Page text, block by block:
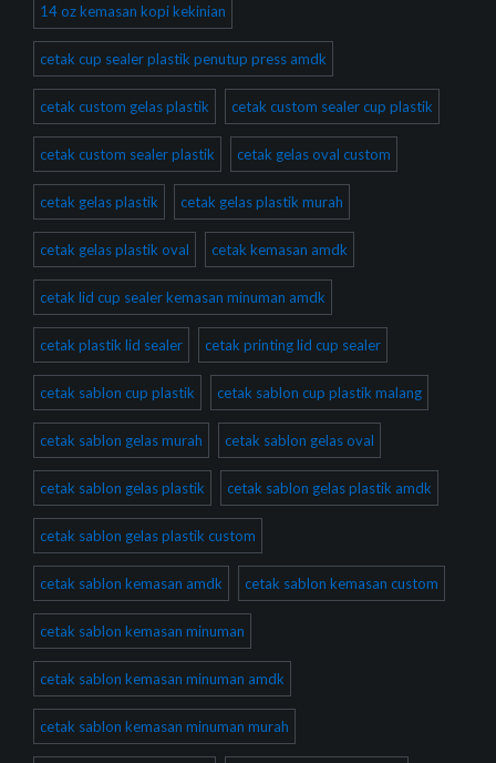
14 oz kemasan kopi kekinian
cetak cup sealer plastik penutup press amdk
cetak custom gelas plastik cetak custom sealer cup plastik
cetak custom sealer plastik cetak gelas oval custom
cetak gelas plastik cetak gelas plastik murah
cetak gelas plastik oval cetak kemasan amdk
cetak lid cup sealer kemasan minuman amdk
cetak plastik lid sealer cetak printing lid cup sealer
cetak sablon cup plastik cetak sablon cup plastik malang
cetak sablon gelas murah cetak sablon gelas oval
cetak sablon gelas plastik cetak sablon gelas plastik amdk
cetak sablon gelas plastik custom
cetak sablon kemasan amdk cetak sablon kemasan custom
cetak sablon kemasan minuman
cetak sablon kemasan minuman amdk
cetak sablon kemasan minuman murah